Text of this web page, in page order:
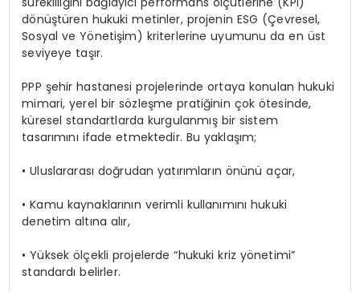
dönüştüren hukuki metinler, projenin ESG (Çevresel,
Sosyal ve Yönetişim) kriterlerine uyumunu da en üst
seviyeye taşır.
PPP şehir hastanesi projelerinde ortaya konulan hukuki
mimari, yerel bir sözleşme pratiğinin çok ötesinde,
küresel standartlarda kurgulanmış bir sistem
tasarımını ifade etmektedir. Bu yaklaşım;
•Uluslararası doğrudan yatırımların önünü açar,
•Kamu kaynaklarının verimli kullanımını hukuki
denetim altına alır,
•Yüksek ölçekli projelerde “hukuki kriz yönetimi”
standardı belirler.